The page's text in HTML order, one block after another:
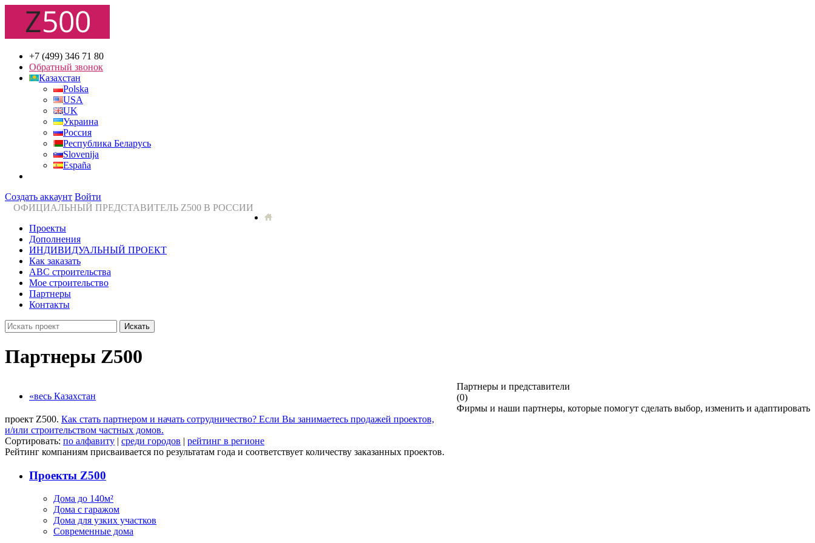
+7 (499) 346 71 80
Обратный звонок
Казахстан
Polska
USA
UK
Украина
Россия
Республика Беларусь
Slovenija
España
Создать аккаунт Войти
ОФИЦИАЛЬНЫЙ ПРЕДСТАВИТЕЛЬ Z500 В РОССИИ
Проекты
Дополнения
ИНДИВИДУАЛЬНЫЙ ПРОЕКТ
Как заказать
ABC строительства
Мое строительство
Партнеры
Контакты
Искать
Партнеры Z500
«весь Казахстан
Партнеры и представители
(0)
Фирмы и наши партнеры, которые помогут сделать выбор, изменить и адаптировать
проект Z500. Как стать партнером и начать сотрудничество? Если Вы занимаетесь продажей проектов,
и/или строительством частных домов.
Сортировать: по алфавиту | среди городов | рейтинг в регионе
Рейтинг компаниям присваивается по результатам года и соответствует количеству заказанных проектов.
Проекты Z500
Дома до 140м²
Дома с гаражом
Дома для узких участков
Современные дома